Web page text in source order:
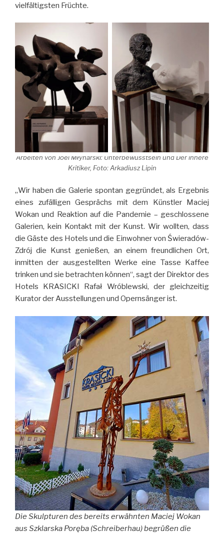
vielfältigsten Früchte.
Arbeiten von Joel Młynarski: Unterbewusstsein und Der innere
Kritiker, Foto: Arkadiusz Lipin
„Wir haben die Galerie spontan gegründet, als Ergebnis
eines zufälligen Gesprächs mit dem Künstler Maciej
Wokan und Reaktion auf die Pandemie – geschlossene
Galerien, kein Kontakt mit der Kunst. Wir wollten, dass
die Gäste des Hotels und die Einwohner von Świeradów-
Zdrój die Kunst genießen, an einem freundlichen Ort,
inmitten der ausgestellten Werke eine Tasse Kaffee
trinken und sie betrachten können“, sagt der Direktor des
Hotels KRASICKI Rafał Wróblewski, der gleichzeitig
Kurator der Ausstellungen und Opernsänger ist.
Die Skulpturen des bereits erwähnten Maciej Wokan
aus Szklarska Poręba (Schreiberhau) begrüßen die